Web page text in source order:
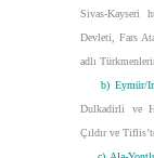
Sivas-Kayseri
Devleti, Fars
adlı
b) Eymür/
Dulkadirli ve
Çıldır ve